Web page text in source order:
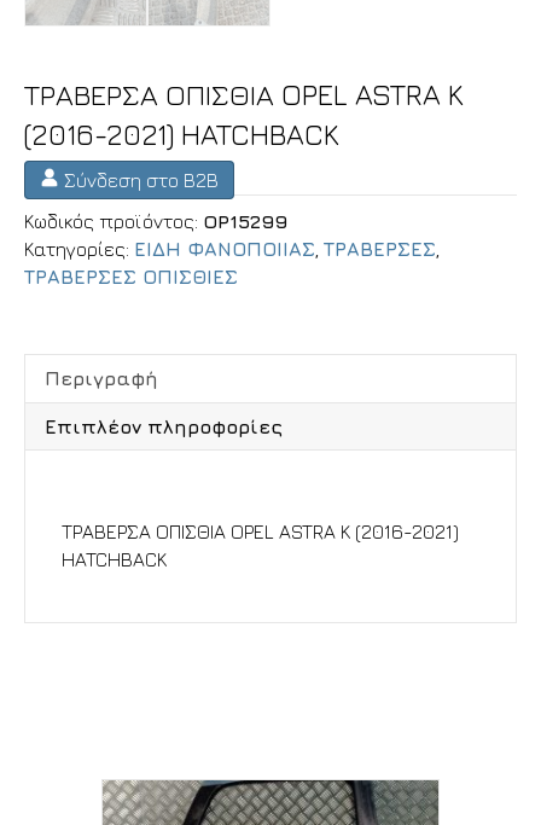
ΤΡΑΒΕΡΣΑ ΟΠΙΣΘΙΑ OPEL ASTRA K
(2016-2021) HATCHBACK
Σύνδεση στο B2B
Κωδικός προϊόντος: OP15299
Κατηγορίες: ΕΙΔΗ ΦΑΝΟΠΟΙΙΑΣ ΤΡΑΒΕΡΣΕΣ
ΤΡΑΒΕΡΣΕΣ ΟΠΙΣΘΙΕΣ
Περιγραφή
Επιπλέον πληροφορίες
ΤΡΑΒΕΡΣΑ ΟΠΙΣΘΙΑ OPEL ASTRA K (2016-2021)
HATCHBACK